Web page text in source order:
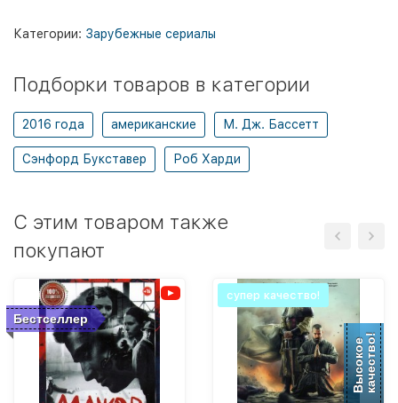
Категории: Зарубежные сериалы
Подборки товаров в категории
2016 года американские М. Дж. Бассетт
Сэнфорд Букставер Роб Харди
C этим товаром также
покупают
Бестселлер
Высокоекачество!
супер качество!